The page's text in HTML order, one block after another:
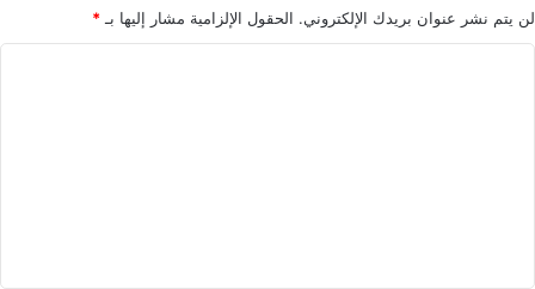
لن يتم نشر عنوان بريدك الإلكتروني. الحقول الإلزامية مشار إليها بـ *